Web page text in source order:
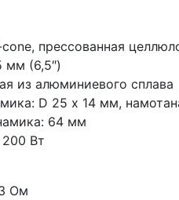
прессованная
(6,5″)
из алюминиевого сплава
D 25 х 14 мм,
64 мм
Вт
Ом